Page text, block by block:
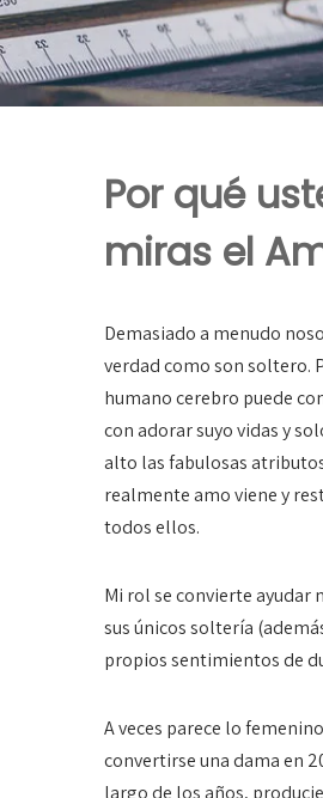
Por qué
miras el
Demasiado a menudo
verdad como son soltero.
humano cerebro puede
con adorar suyo vidas y
alto las fabulosas
realmente amo viene y
todos ellos.
Mi rol se convierte ayudar
sus únicos soltería
propios sentimientos de
A veces parece lo
convertirse una dama en
largo de los años,